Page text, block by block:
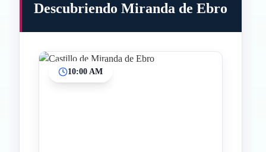
Descubriendo Miranda de Ebro
10:00 AM